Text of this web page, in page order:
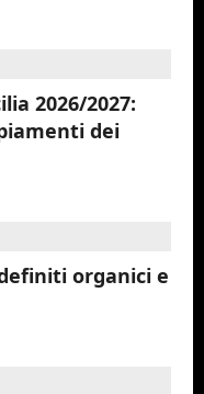
2026/2027:
dei
definiti organici e